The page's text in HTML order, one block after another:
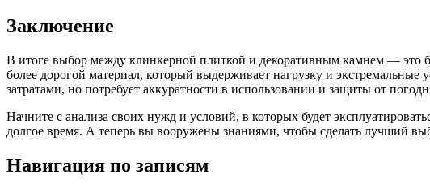
Заключение
В итоге выбор между клинкерной плиткой и декоративным камнем —
более дорогой материал, который выдерживает нагрузку и
затратами, но потребует аккуратности в использовании и защиты от
Начните с анализа своих нужд и условий, в которых будет
долгое время. А теперь вы вооружены знаниями, чтобы сделать лучший
Навигация по записям